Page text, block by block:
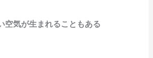
空気が生まれることもある